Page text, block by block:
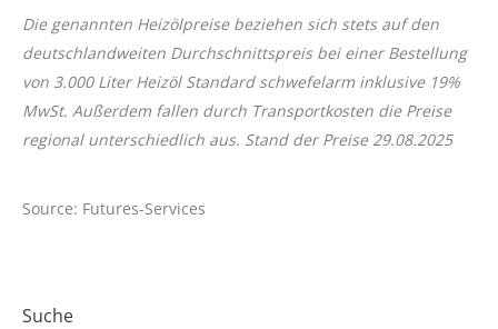
Die genannten Heizölpreise beziehen sich stets auf den
deutschlandweiten Durchschnittspreis bei einer Bestellung
von 3.000 Liter Heizöl Standard schwefelarm inklusive 19%
MwSt. Außerdem fallen durch Transportkosten die Preise
regional unterschiedlich aus. Stand der Preise 29.08.2025
Source: Futures-Services
Suche